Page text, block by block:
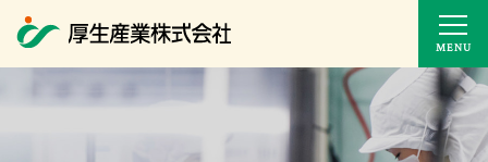
MENU